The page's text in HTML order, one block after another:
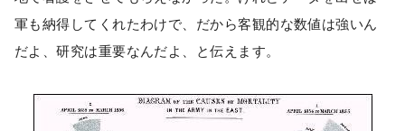
軍も納得してくれたわけで、だから客観的な数値は強いん
だよ、研究は重要なんだよ、と伝えます。